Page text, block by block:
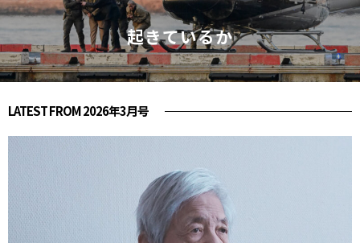
起きているか
LATEST FROM 2026年3月号